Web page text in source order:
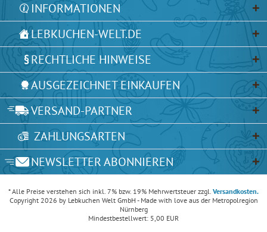
INFORMATIONEN
LEBKUCHEN-WELT.DE
RECHTLICHE HINWEISE
AUSGEZEICHNET EINKAUFEN
VERSAND-PARTNER
ZAHLUNGSARTEN
NEWSLETTER ABONNIEREN
* Alle Preise verstehen sich inkl. 7% bzw. 19% Mehrwertsteuer zzgl. Versandkosten.
Copyright 2026 by Lebkuchen Welt GmbH - Made with love aus der Metropolregion
Nürnberg
Mindestbestellwert: 5,00 EUR